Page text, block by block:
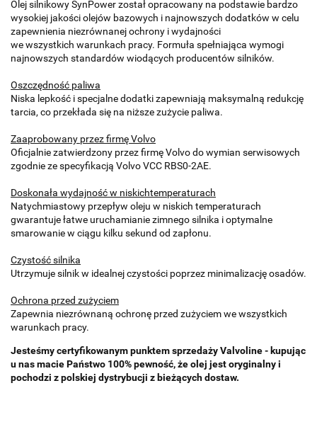
Olej silnikowy SynPower został opracowany na podstawie bardzo
wysokiej jakości olejów bazowych i najnowszych dodatków w celu
zapewnienia niezrównanej ochrony i wydajności
we wszystkich warunkach pracy. Formuła spełniająca wymogi
najnowszych standardów wiodących producentów silników.
Oszczędność paliwa
Niska lepkość i specjalne dodatki zapewniają maksymalną redukcję
tarcia, co przekłada się na niższe zużycie paliwa.
Zaaprobowany przez firmę Volvo
Oficjalnie zatwierdzony przez firmę Volvo do wymian serwisowych
zgodnie ze specyfikacją Volvo VCC RBS0-2AE.
Doskonała wydajność w niskichtemperaturach
Natychmiastowy przepływ oleju w niskich temperaturach
gwarantuje łatwe uruchamianie zimnego silnika i optymalne
smarowanie w ciągu kilku sekund od zapłonu.
Czystość silnika
Utrzymuje silnik w idealnej czystości poprzez minimalizację osadów.
Ochrona przed zużyciem
Zapewnia niezrównaną ochronę przed zużyciem we wszystkich
warunkach pracy.
Jesteśmy certyfikowanym punktem sprzedaży Valvoline - kupując
u nas macie Państwo 100% pewność, że olej jest oryginalny i
pochodzi z polskiej dystrybucji z bieżących dostaw.